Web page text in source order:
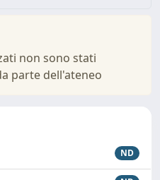
non sono stati
parte dell'ateneo
ND